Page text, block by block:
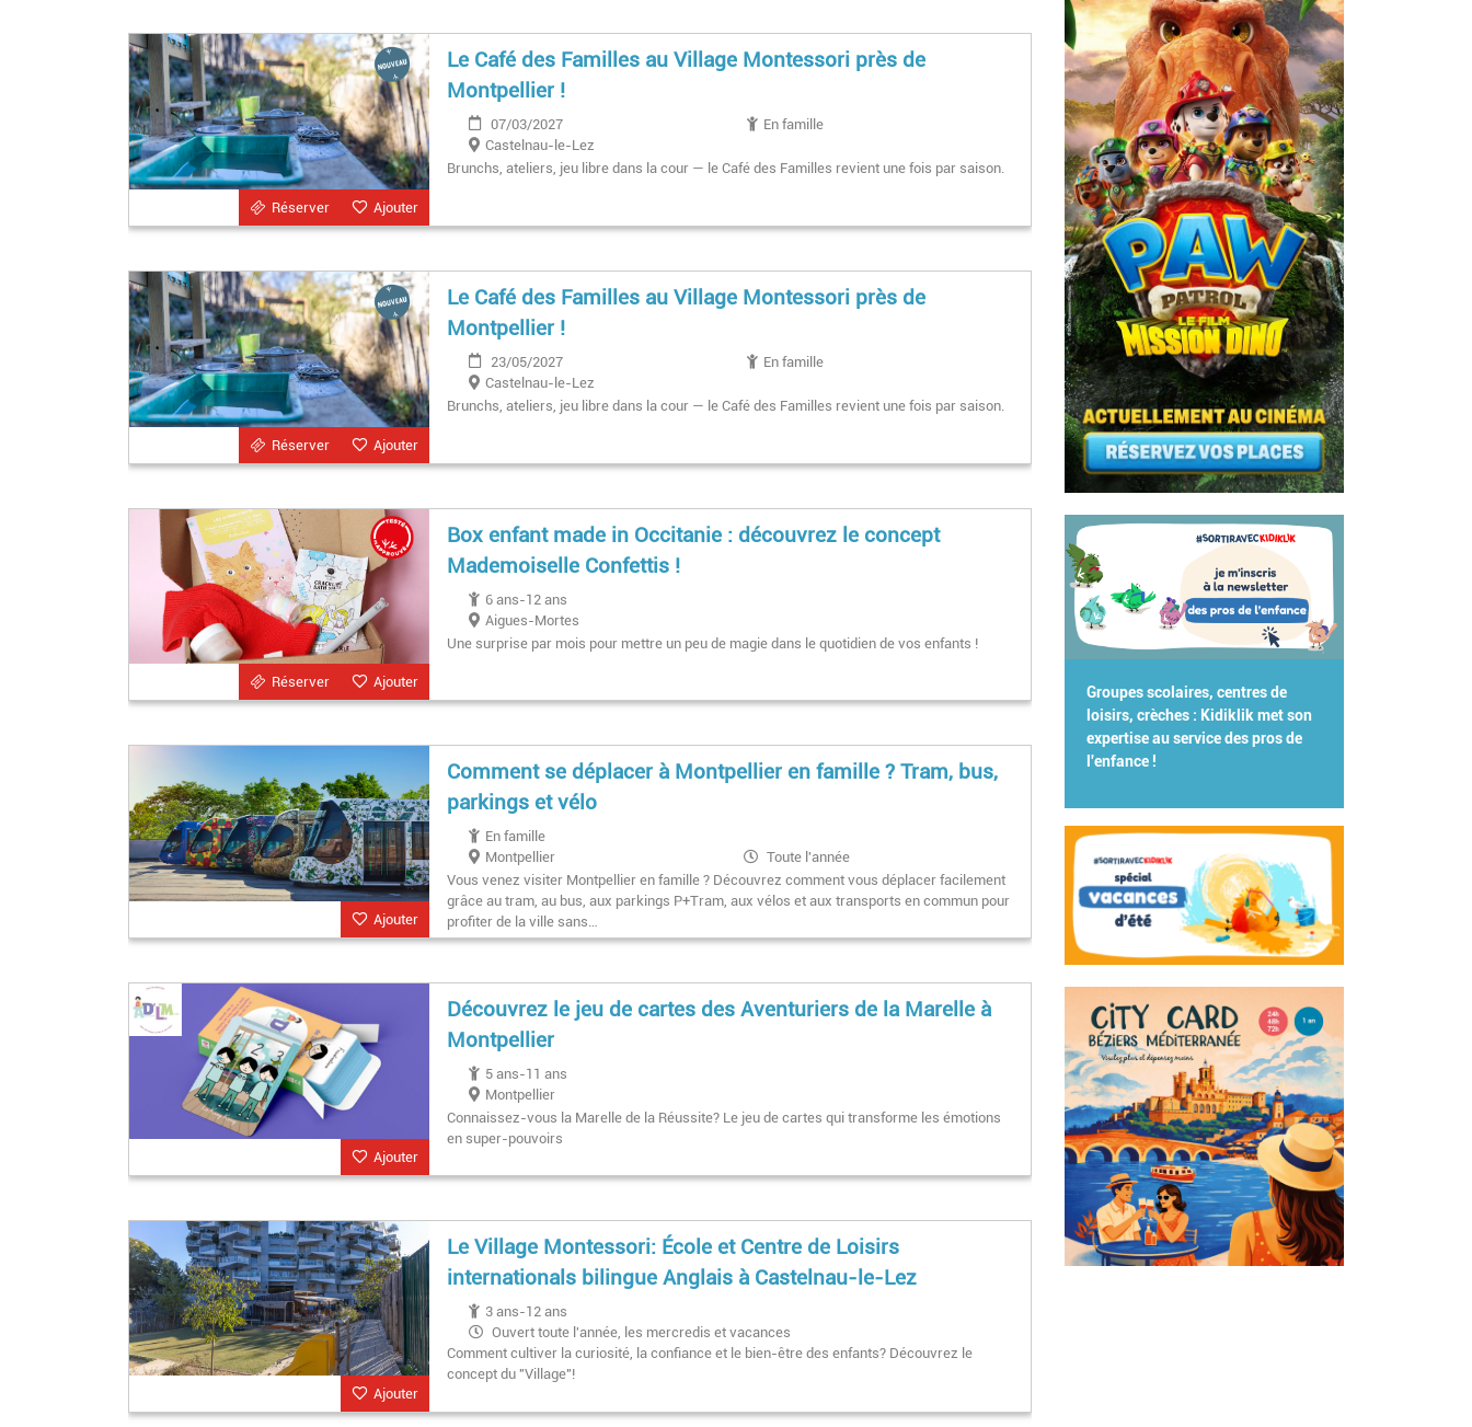
Ajouter
Réserver
Le Café des Familles au Village Montessori près de
Montpellier !
07/03/2027
En famille
Castelnau-le-Lez
Brunchs, ateliers, jeu libre dans la cour — le Café des Familles revient une fois par saison.
Ajouter
Réserver
Le Café des Familles au Village Montessori près de
Montpellier !
23/05/2027
En famille
Castelnau-le-Lez
Brunchs, ateliers, jeu libre dans la cour — le Café des Familles revient une fois par saison.
Ajouter
Réserver
Box enfant made in Occitanie : découvrez le concept
Mademoiselle Confettis !
6 ans-12 ans
Aigues-Mortes
Une surprise par mois pour mettre un peu de magie dans le quotidien de vos enfants !
Ajouter
Comment se déplacer à Montpellier en famille ? Tram, bus,
parkings et vélo
En famille
Montpellier
Toute l'année
Vous venez visiter Montpellier en famille ? Découvrez comment vous déplacer facilement
grâce au tram, au bus, aux parkings P+Tram, aux vélos et aux transports en commun pour
profiter de la ville sans…
Ajouter
Découvrez le jeu de cartes des Aventuriers de la Marelle à
Montpellier
5 ans-11 ans
Montpellier
Connaissez-vous la Marelle de la Réussite? Le jeu de cartes qui transforme les émotions
en super-pouvoirs
Ajouter
Le Village Montessori: École et Centre de Loisirs
internationals bilingue Anglais à Castelnau-le-Lez
3 ans-12 ans
Ouvert toute l'année, les mercredis et vacances
Comment cultiver la curiosité, la confiance et le bien-être des enfants? Découvrez le
concept du "Village"!
Groupes scolaires, centres de
loisirs, crèches : Kidiklik met son
expertise au service des pros de
l'enfance !